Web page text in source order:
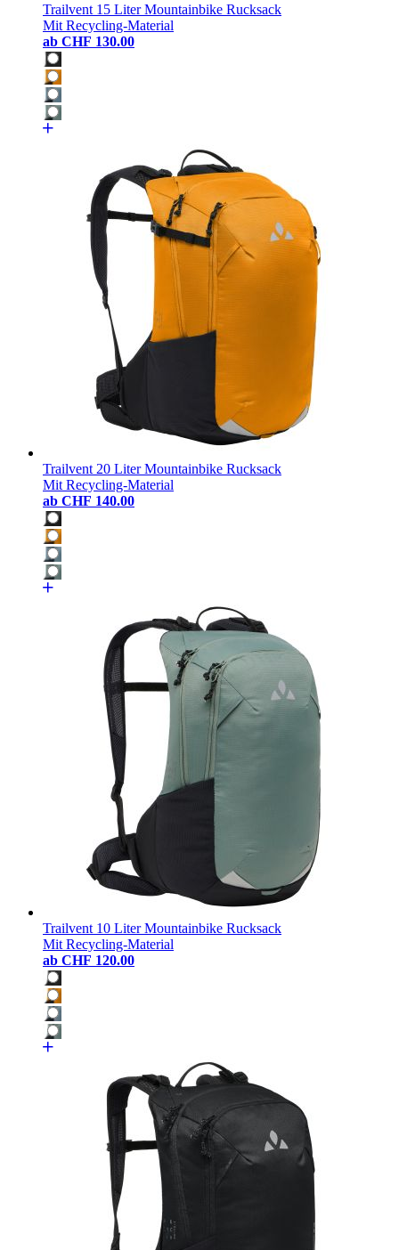
Trailvent 15 Liter Mountainbike Rucksack
Mit Recycling-Material
ab CHF 130.00
Trailvent 20 Liter Mountainbike Rucksack
Mit Recycling-Material
ab CHF 140.00
Trailvent 10 Liter Mountainbike Rucksack
Mit Recycling-Material
ab CHF 120.00